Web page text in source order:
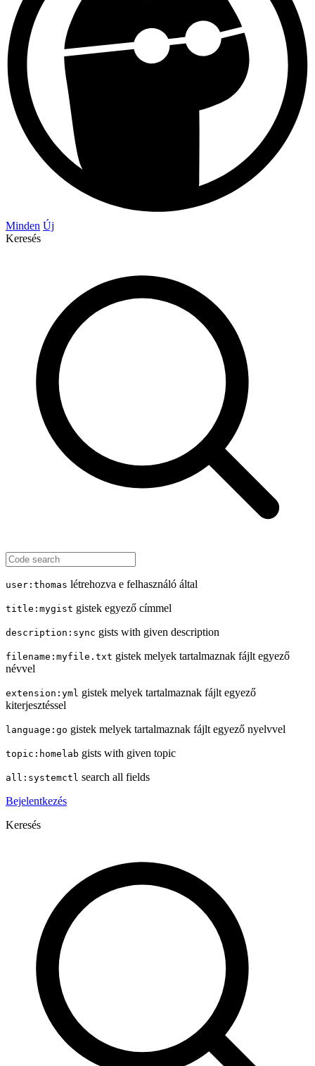
Minden Új
Keresés
user:thomas létrehozva e felhasználó által
title:mygist gistek egyező címmel
description:sync gists with given description
filename:myfile.txt gistek melyek tartalmaznak fájlt egyező
névvel
extension:yml gistek melyek tartalmaznak fájlt egyező
kiterjesztéssel
language:go gistek melyek tartalmaznak fájlt egyező nyelvvel
topic:homelab gists with given topic
all:systemctl search all fields
Bejelentkezés
Keresés